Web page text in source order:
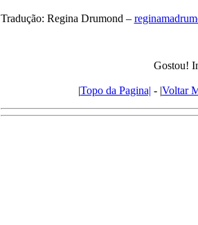
Tradução: Regina Drumond –
Gostou!
|Topo da Pagina| - |Voltar